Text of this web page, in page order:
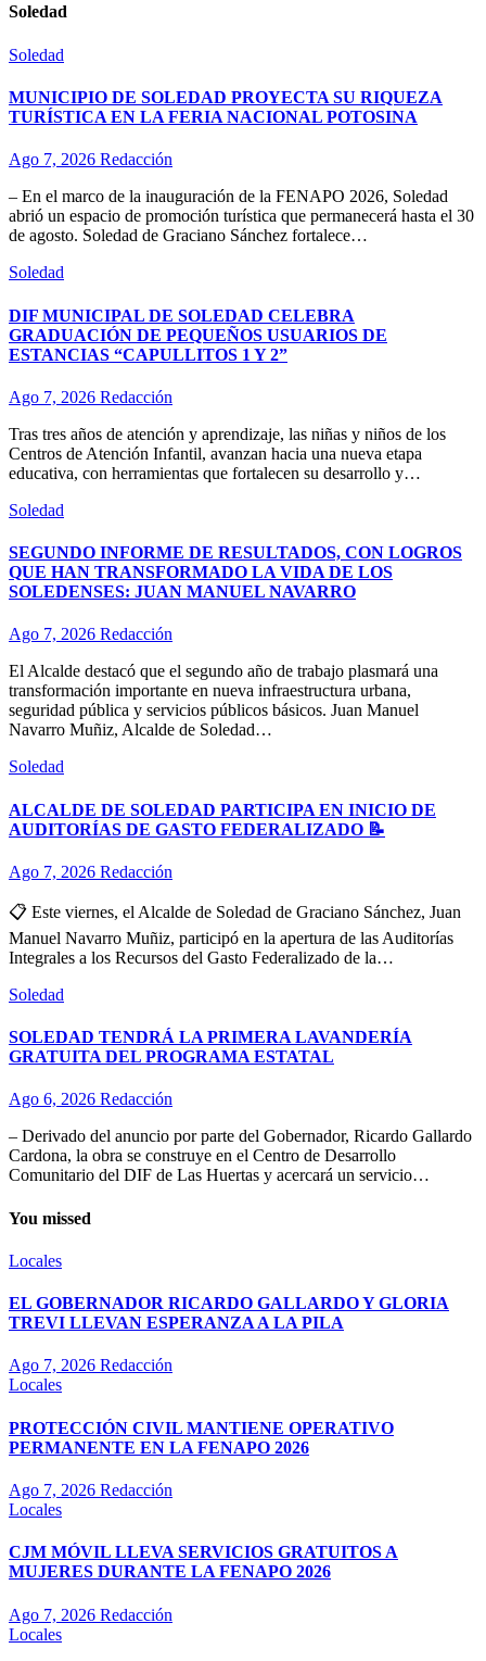
Soledad
Soledad
MUNICIPIO DE SOLEDAD PROYECTA SU RIQUEZA
TURÍSTICA EN LA FERIA NACIONAL POTOSINA
Ago 7, 2026 Redacción
– En el marco de la inauguración de la FENAPO 2026, Soledad
abrió un espacio de promoción turística que permanecerá hasta el 30
de agosto. Soledad de Graciano Sánchez fortalece…
Soledad
DIF MUNICIPAL DE SOLEDAD CELEBRA
GRADUACIÓN DE PEQUEÑOS USUARIOS DE
ESTANCIAS “CAPULLITOS 1 Y 2”
Ago 7, 2026 Redacción
Tras tres años de atención y aprendizaje, las niñas y niños de los
Centros de Atención Infantil, avanzan hacia una nueva etapa
educativa, con herramientas que fortalecen su desarrollo y…
Soledad
SEGUNDO INFORME DE RESULTADOS, CON LOGROS
QUE HAN TRANSFORMADO LA VIDA DE LOS
SOLEDENSES: JUAN MANUEL NAVARRO
Ago 7, 2026 Redacción
El Alcalde destacó que el segundo año de trabajo plasmará una
transformación importante en nueva infraestructura urbana,
seguridad pública y servicios públicos básicos. Juan Manuel
Navarro Muñiz, Alcalde de Soledad…
Soledad
ALCALDE DE SOLEDAD PARTICIPA EN INICIO DE
AUDITORÍAS DE GASTO FEDERALIZADO 📝
Ago 7, 2026 Redacción
📋 Este viernes, el Alcalde de Soledad de Graciano Sánchez, Juan
Manuel Navarro Muñiz, participó en la apertura de las Auditorías
Integrales a los Recursos del Gasto Federalizado de la…
Soledad
SOLEDAD TENDRÁ LA PRIMERA LAVANDERÍA
GRATUITA DEL PROGRAMA ESTATAL
Ago 6, 2026 Redacción
– Derivado del anuncio por parte del Gobernador, Ricardo Gallardo
Cardona, la obra se construye en el Centro de Desarrollo
Comunitario del DIF de Las Huertas y acercará un servicio…
You missed
Locales
EL GOBERNADOR RICARDO GALLARDO Y GLORIA
TREVI LLEVAN ESPERANZA A LA PILA
Ago 7, 2026 Redacción
Locales
PROTECCIÓN CIVIL MANTIENE OPERATIVO
PERMANENTE EN LA FENAPO 2026
Ago 7, 2026 Redacción
Locales
CJM MÓVIL LLEVA SERVICIOS GRATUITOS A
MUJERES DURANTE LA FENAPO 2026
Ago 7, 2026 Redacción
Locales